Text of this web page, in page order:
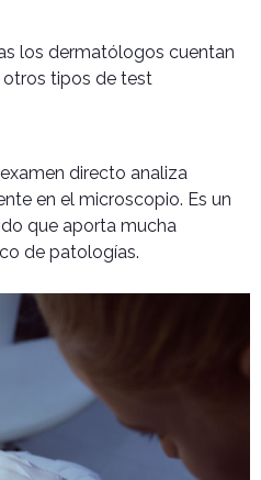
los dermatólogos cuentan
tipos de test
directo analiza
en el microscopio. Es un
que aporta mucha
de patologías.